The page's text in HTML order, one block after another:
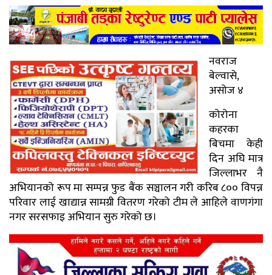
नवराज
बेल्वासे,
असोज ४
कोरोना
कहरका
बिचमा केही
दिन अघि मात्र
जिल्लाभर नै
अभियानको रूप मा सम्पन्न फुड बैंक सञ्चालन गरी करिब ८०० विपन्न
परिवार लाई खाद्यान्न सामग्री वितरण गरेको टीम ले आहिले वाणगंगा
नगर सरसफाइ अभियान सुरु गरेको छ।